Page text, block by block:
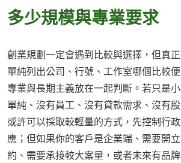
多少規模與專業要求
創業規劃一定會遇到比較與選擇，但真
單純列出公司、行號、工作室哪個比較
專業與長期主義放在一起判斷。若只是
單純、沒有員工、沒有貸款需求、沒有
或許可以採取較輕量的方式，先控制行
應；但如果你的客戶是企業端、需要開
約、需要承接較大案量，或者未來有品